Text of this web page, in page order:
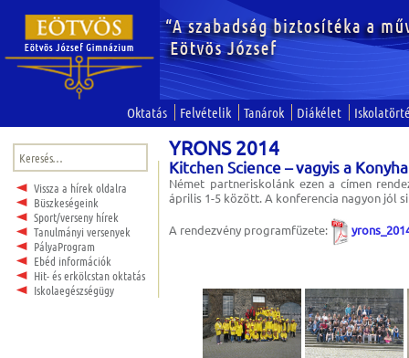
Oktatás Felvételik Tanárok Diákélet
Keresés:
Vissza a hírek oldalra
Büszkeségeink
Sport/verseny hírek
Tanulmányi versenyek
PályaProgram
Ebéd információk
Hit- és erkölcstan oktatás
Iskolaegészségügy
YRONS 2014
Kitchen Science – vagyis a
Német partneriskolánk ezen a címen
április 1-5 között. A konferencia nagyon jól
A rendezvény programfüzete: